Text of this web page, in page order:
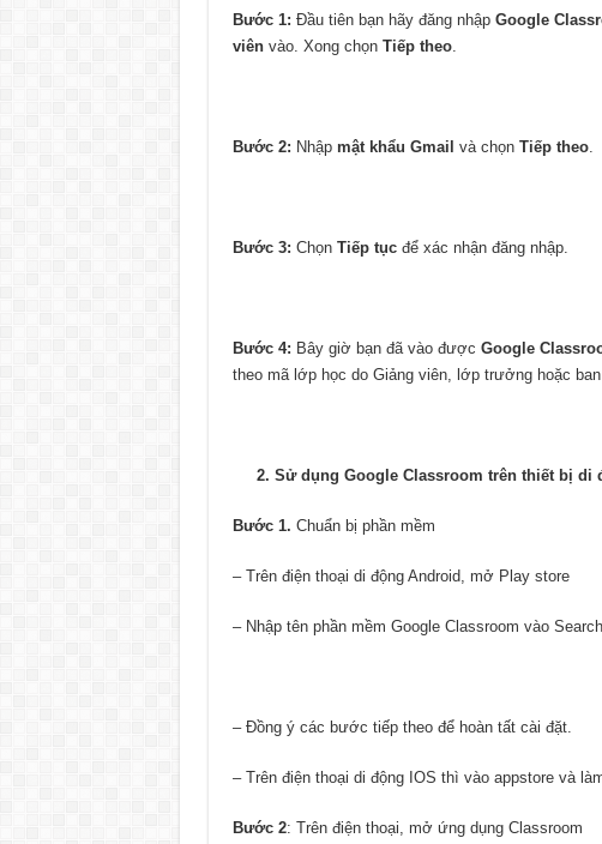
Bước 1: Đầu tiên bạn hãy đăng nhập Google
viênvào. Xong chọn Tiếp theo.
Bước 2: Nhập mật khẩu Gmail và chọnTiếp theo.
Bước 3: Chọn Tiếp tụcđể xác nhận đăng nhập.
Bước 4: Bây giờ bạn đã vào được Google
theo mã lớp học do Giảng viên, lớp trưởng hoặc
2. Sử dụng Google Classroom trên thiết bị di
Bước 1. Chuẩn bị phần mềm
– Trên điện thoại di động Android, mở Play store
– Nhập tên phần mềm Google Classroom vào
– Đồng ý các bước tiếp theo để hoàn tất cài đặt.
– Trên điện thoại di động IOS thì vào appstore và
Bước 2: Trên điện thoại, mở ứng dụng Classroom